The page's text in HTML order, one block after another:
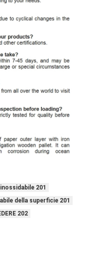
201
della superficie 201
202